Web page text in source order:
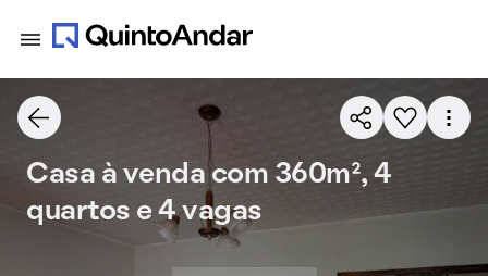
Casa à venda com 360m², 4
quartos e 4 vagas